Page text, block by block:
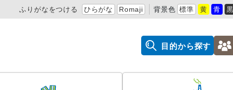
ふりがなをつける ひらがな Romaji 背景色 標準 黄 青 黒
目的から探す